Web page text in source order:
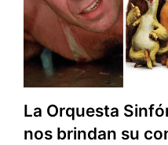
La Orquesta
nos brindan su